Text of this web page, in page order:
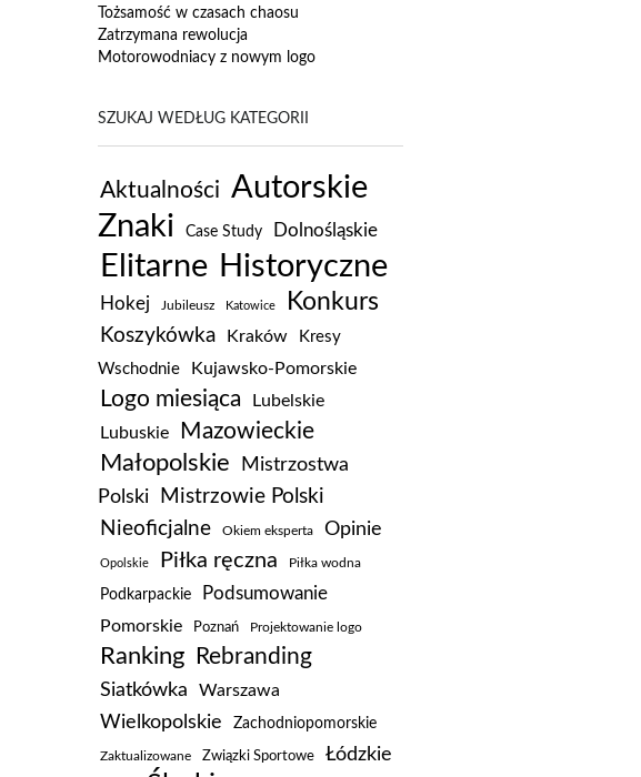
Tożsamość w czasach chaosu
Zatrzymana rewolucja
Motorowodniacy z nowym logo
SZUKAJ WEDŁUG KATEGORII
Aktualności Autorskie
Znaki
Case Study Dolnośląskie
Elitarne Historyczne
Hokej Jubileusz Katowice Konkurs
Koszykówka Kraków
Kresy
Wschodnie
Kujawsko-Pomorskie
Logo miesiąca
Lubelskie
Lubuskie
Mazowieckie
Małopolskie
Mistrzostwa
Polski
Mistrzowie Polski
Nieoficjalne Okiem eksperta Opinie
Opolskie Piłka ręczna Piłka wodna
Podkarpackie
Podsumowanie
Pomorskie
Poznań Projektowanie logo
Ranking Rebranding
Siatkówka Warszawa
Wielkopolskie Zachodniopomorskie
Zaktualizowane Związki Sportowe Łódzkie